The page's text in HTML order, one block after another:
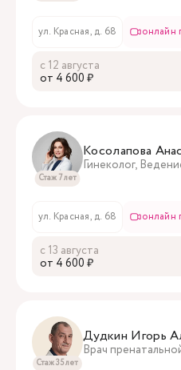
ул. Красная, д. 68 онлайн
с 12 августа
oт 4 600 ₽
Стаж 7 лет
Косолапова
Гинеколог,
ул. Красная, д. 68 онлайн
с 13 августа
oт 4 600 ₽
Стаж 35 лет
Дудкин Игорь
Врач